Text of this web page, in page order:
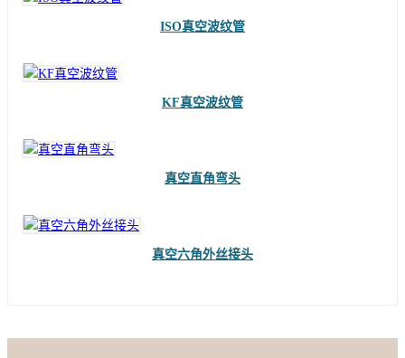
ISO真空波纹管
KF真空波纹管
真空直角弯头
真空六角外丝接头